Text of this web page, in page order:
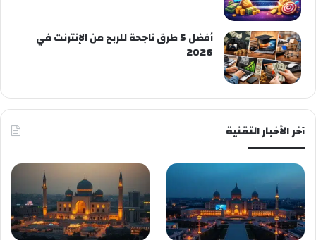
أفضل 5 طرق ناجحة للربح من الإنترنت في
2026
آخر الأخبار التقنية